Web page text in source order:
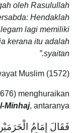
oleh Rasulullah
Hendaklah
lagi memiliki
kerana itu adalah
syaitan.”
Muslim (1572)
menghuraikan
Minhaj, antaranya:
فَقَالَ إِمَامُ